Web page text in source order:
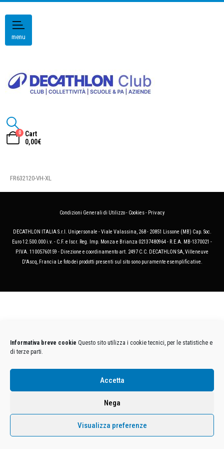
Informativa breve cookie Questo sito utilizza i cookie tecnici, per le statistiche e
di terze parti.
Accetta
Nega
Visualizza preferenze
menu
0
Cart
0,00€
FR632120-VH-XL
Condizioni Generali di Utilizzo- Cookies- Privacy
DECATHLON ITALIA S.r.l. Unipersonale - Viale Valassina, 268 - 20851 Lissone (MB) Cap. Soc.
Euro 12.500.000 i.v. - C.F. e Iscr. Reg. Imp. Monza e Brianza 02137480964 - R.E.A. MB-1370021 -
P.IVA. 11005760159 - Direzione e coordinamento art. 2497 C.C. DECATHLON SA, Villeneuve
D'Ascq, Francia Le foto dei prodotti presenti sul sito sono puramente esemplificative.